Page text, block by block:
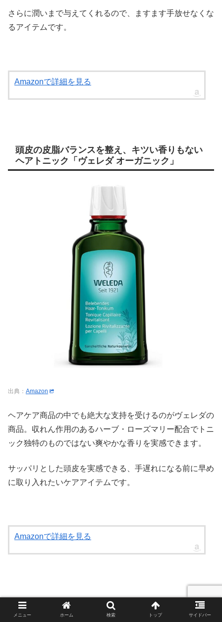
さらに潤いまで与えてくれるので、ますます手放せなくな
るアイテムです。
Amazonで詳細を見る
頭皮の皮脂バランスを整え、キツい香りもない
ヘアトニック「ヴェレダ オーガニック」
出典： Amazon
ヘアケア商品の中でも絶大な支持を受けるのがヴェレダの
商品。収れん作用のあるハーブ・ローズマリー配合でトニ
ック独特のものではない爽やかな香りを実感できます。
サッパリとした頭皮を実感できる、手遅れになる前に早め
に取り入れたいケアアイテムです。
Amazonで詳細を見る
皮脂の多い人が効果を実感「B.A MEN ザ セラ
ム」
メニュー ホーム 検索 トップ サイドバー